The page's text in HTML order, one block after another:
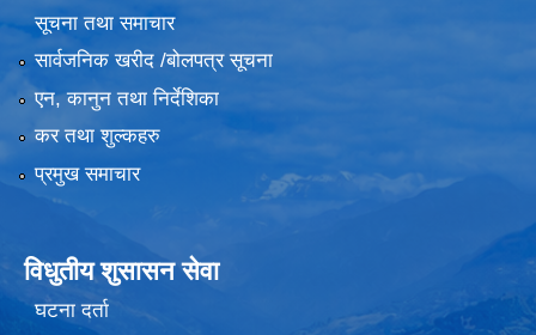
सूचना तथा समाचार
सार्वजनिक खरीद /बोलपत्र सूचना
एन, कानुन तथा निर्देशिका
कर तथा शुल्कहरु
प्रमुख समाचार
विधुतीय शुसासन सेवा
घटना दर्ता